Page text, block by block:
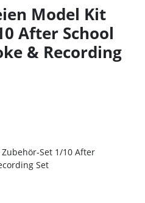
Model Kit
After School
& Recording
Set 1/10 After
Set